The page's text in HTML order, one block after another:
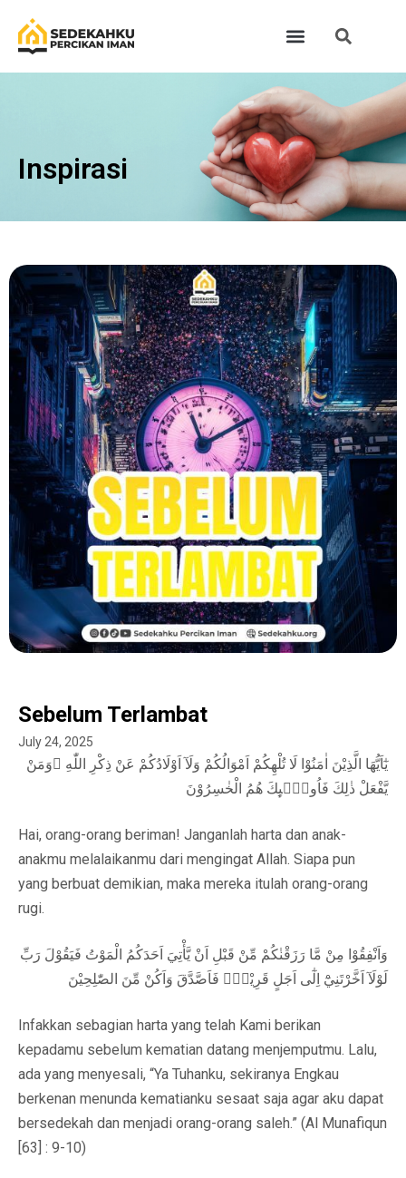
Inspirasi
Sebelum Terlambat
July 24, 2025
يٰٓاَيُّهَا الَّذِيْنَ اٰمَنُوْا لَا تُلْهِكُمْ اَمْوَالُكُمْ وَلَآ اَوْلَادُكُمْ عَنْ ذِكْرِ اللّٰهِ ۚوَمَنْ
يَّفْعَلْ ذٰلِكَ فَاُولٰۤىِٕكَ هُمُ الْخٰسِرُوْنَ
Hai, orang-orang beriman! Janganlah harta dan anak-
anakmu melalaikanmu dari mengingat Allah. Siapa pun
yang berbuat demikian, maka mereka itulah orang-orang
rugi.
وَاَنْفِقُوْا مِنْ مَّا رَزَقْنٰكُمْ مِّنْ قَبْلِ اَنْ يَّأْتِيَ اَحَدَكُمُ الْمَوْتُ فَيَقُوْلَ رَبِّ
لَوْلَآ اَخَّرْتَنِيْٓ اِلٰٓى اَجَلٍ قَرِيْبٍۚ فَاَصَّدَّقَ وَاَكُنْ مِّنَ الصّٰلِحِيْنَ
Infakkan sebagian harta yang telah Kami berikan
kepadamu sebelum kematian datang menjemputmu. Lalu,
ada yang menyesali, “Ya Tuhanku, sekiranya Engkau
berkenan menunda kematianku sesaat saja agar aku dapat
bersedekah dan menjadi orang-orang saleh.” (Al Munafiqun
[63] : 9-10)